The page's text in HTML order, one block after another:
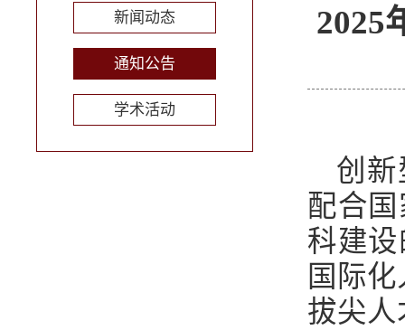
新闻动态
通知公告
学术活动
2025
创
配合
科建
国际
拔尖